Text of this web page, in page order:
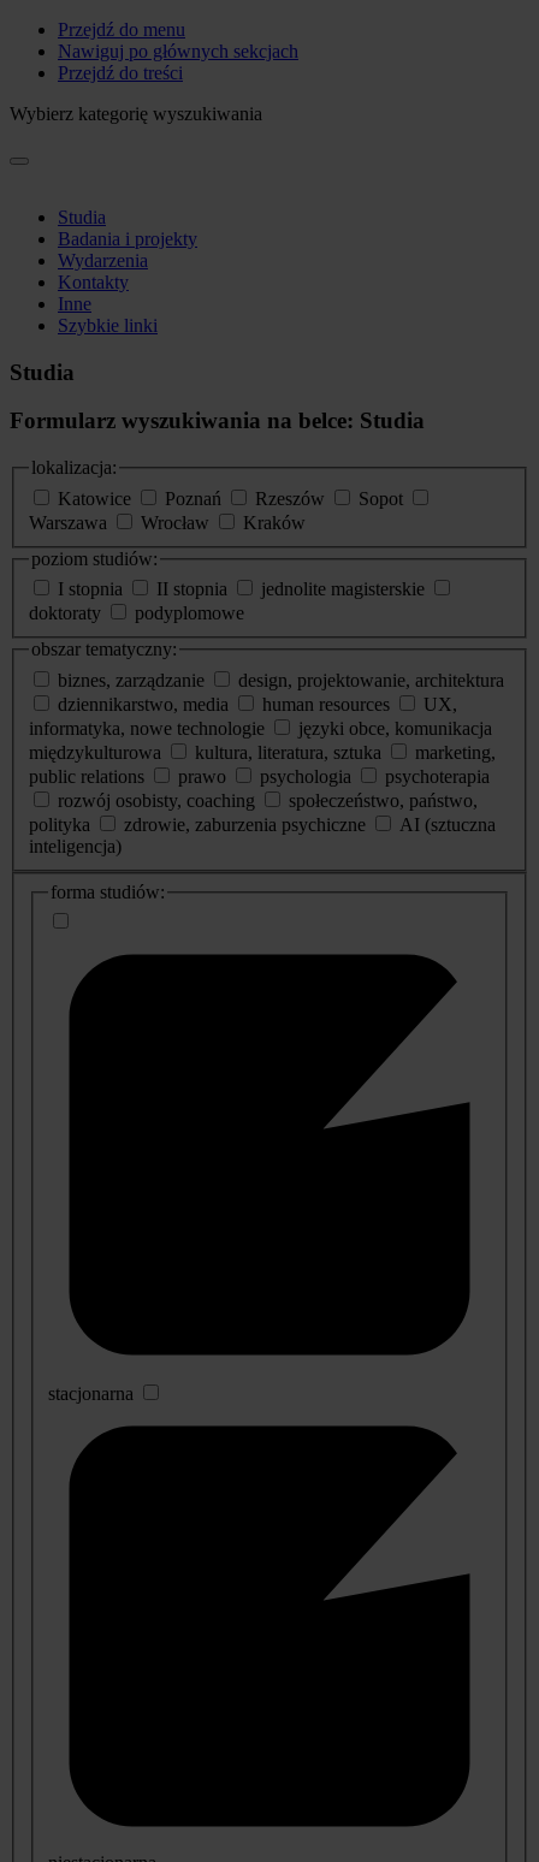
Przejdź do menu
Nawiguj po głównych sekcjach
Przejdź do treści
Wybierz kategorię wyszukiwania
Studia
Badania i projekty
Wydarzenia
Kontakty
Inne
Szybkie linki
Studia
Formularz wyszukiwania na belce: Studia
lokalizacja:
Katowice
Poznań Rzeszów
Sopot
Warszawa
Wrocław
Kraków
poziom studiów:
I stopnia
II stopnia
jednolite magisterskie
doktoraty
podyplomowe
obszar tematyczny:
biznes, zarządzanie
design, projektowanie, architektura
dziennikarstwo, media
human resources
UX,
informatyka, nowe technologie
języki obce, komunikacja
międzykulturowa
kultura, literatura, sztuka
marketing,
public relations
prawo psychologia
psychoterapia
rozwój osobisty, coaching
społeczeństwo, państwo,
polityka
zdrowie, zaburzenia psychiczne
AI (sztuczna
inteligencja)
dodatkowe
informacje
forma studiów:
stacjonarna